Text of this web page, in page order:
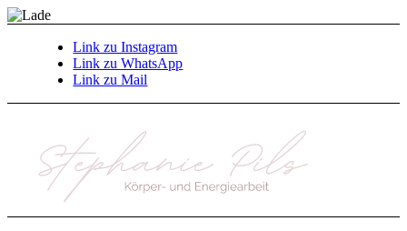
Link zu Instagram
Link zu WhatsApp
Link zu Mail